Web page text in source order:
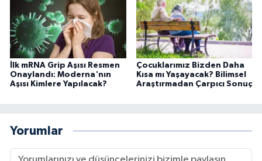
İlk mRNA Grip Aşısı Resmen
Onaylandı: Moderna'nın
Aşısı Kimlere Yapılacak?
Çocuklarımız Bizden Daha
Kısa mı Yaşayacak? Bilimsel
Araştırmadan Çarpıcı Sonuç
Yorumlar